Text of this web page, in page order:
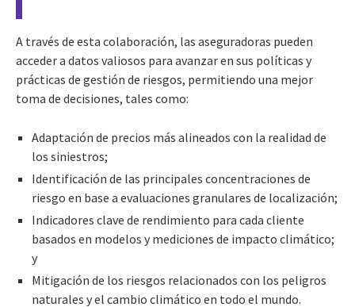
A través de esta colaboración, las aseguradoras pueden
acceder a datos valiosos para avanzar en sus políticas y
prácticas de gestión de riesgos, permitiendo una mejor
toma de decisiones, tales como:
Adaptación de precios más alineados con la realidad de
los siniestros;
Identificación de las principales concentraciones de
riesgo en base a evaluaciones granulares de localización;
Indicadores clave de rendimiento para cada cliente
basados en modelos y mediciones de impacto climático;
y
Mitigación de los riesgos relacionados con los peligros
naturales y el cambio climático en todo el mundo.